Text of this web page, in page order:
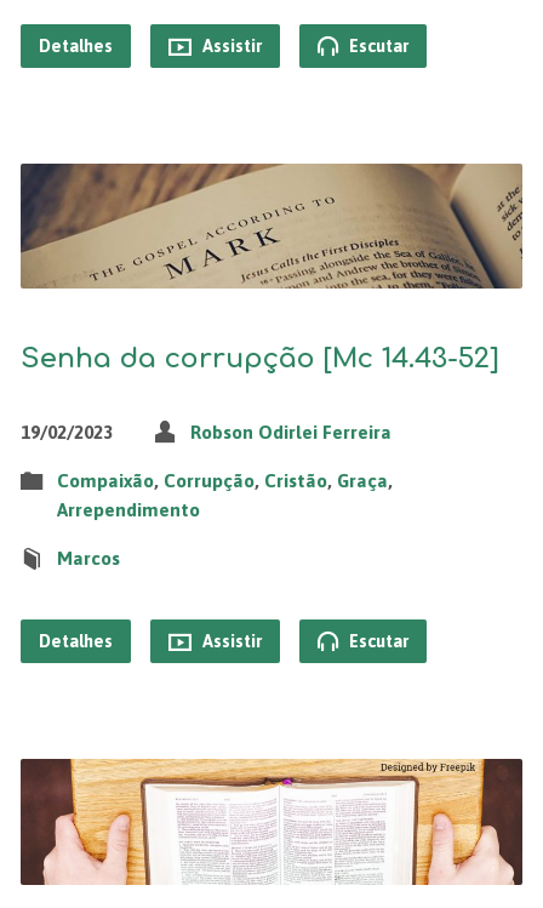
Detalhes Assistir Escutar
Senha da corrupção [Mc 14.43-52]
19/02/2023 Robson Odirlei Ferreira
Compaixão, Corrupção, Cristão, Graça,
Arrependimento
Marcos
Detalhes Assistir Escutar